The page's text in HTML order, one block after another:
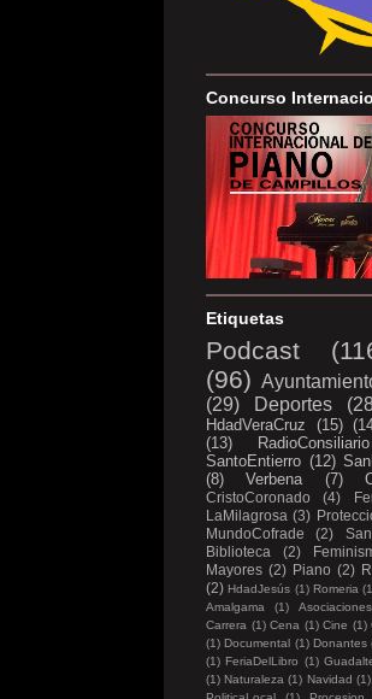
Concurso
Etiquetas
Podcast
(96)
(29)
Deportes
HdadVeraCruz
(15)
(13)
RadioConsiliario
SantoEntierro (12)
(8)
Verbena (7)
CristoCoronado
(4)
LaMilagrosa (3)
MundoCofrade
(2)
Biblioteca
(2)
Mayores (2) Piano (2)
(2) HdadJesús (1) Romeria
Amalgama
(1) Asociaciones
Carrera (1) Cena (1) Cine (1)
(1) Documental (1) Donantes
(1) FeriaDelLibro (1)
(1) Naturaleza (1) Navidad (1)